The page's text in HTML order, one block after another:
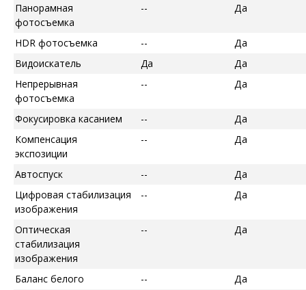
Панорамная
фотосъемка
-- Да
HDR фотосъемка --
Да
Видоискатель
Да
Да
Непрерывная
фотосъемка
-- Да
Фокусировка касанием --
Да
Компенсация
экспозиции
-- Да
Автоспуск --
Да
Цифровая стабилизация
изображения
-- Да
Оптическая
стабилизация
изображения
-- Да
Баланс белого --
Да